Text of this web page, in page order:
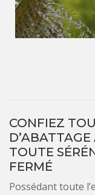
CONFIEZ
TOUTE
FERMÉ
Possédant toute